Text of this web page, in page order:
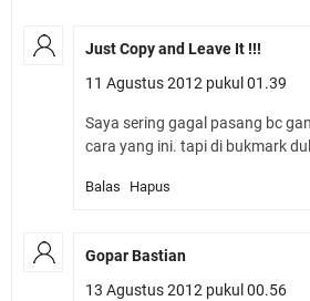
Just Copy and Leave It !!!
11 Agustus 2012 pukul 01.39
Saya sering gagal pasang bc
cara yang ini. tapi di bukmark
Balas Hapus
Gopar Bastian
13 Agustus 2012 pukul 00.56